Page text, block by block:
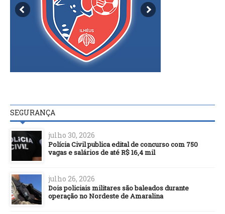
SEGURANÇA
julho 30, 2026
Polícia Civil publica edital de concurso com 750
vagas e salários de até R$ 16,4 mil
julho 26, 2026
Dois policiais militares são baleados durante
operação no Nordeste de Amaralina